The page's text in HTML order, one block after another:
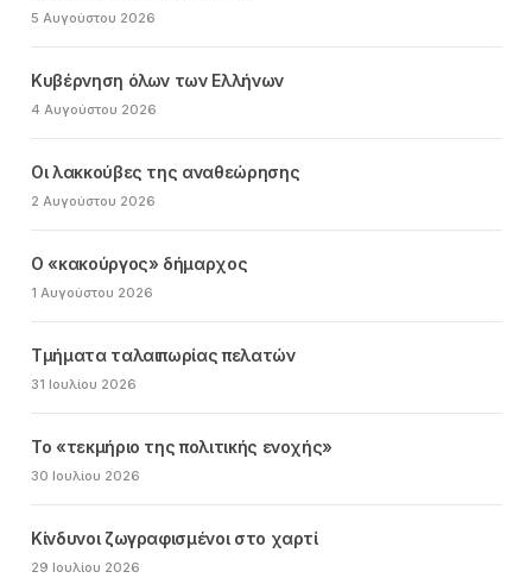
5 Αυγούστου 2026
Κυβέρνηση όλων των Ελλήνων
4 Αυγούστου 2026
Οι λακκούβες της αναθεώρησης
2 Αυγούστου 2026
Ο «κακούργος» δήμαρχος
1 Αυγούστου 2026
Τμήματα ταλαιπωρίας πελατών
31 Ιουλίου 2026
Το «τεκμήριο της πολιτικής ενοχής»
30 Ιουλίου 2026
Κίνδυνοι ζωγραφισμένοι στο χαρτί
29 Ιουλίου 2026